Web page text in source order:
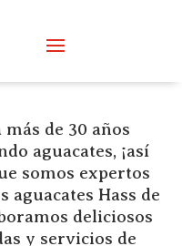
de 30 años
aguacates, ¡así
somos expertos
aguacates Hass de
deliciosos
y servicios de